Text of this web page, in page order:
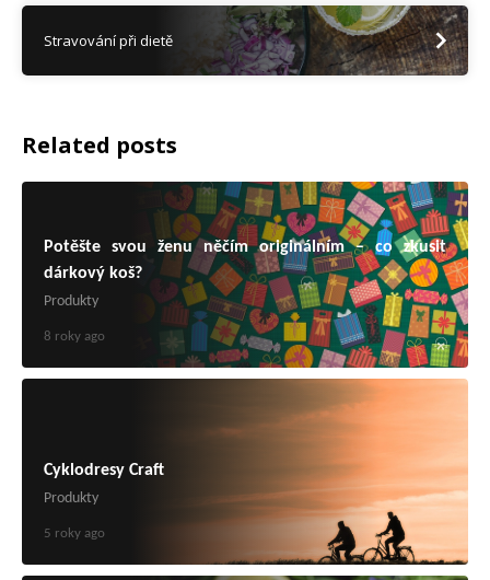
Stravování při dietě
Related posts
Potěšte svou ženu něčím originálním – co zkusit
dárkový koš?
Produkty
8 roky ago
Cyklodresy Craft
Produkty
5 roky ago